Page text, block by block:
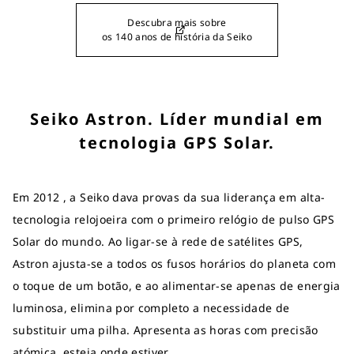
Descubra mais sobre
os 140 anos de história da Seiko
Seiko Astron. Líder mundial em
tecnologia GPS Solar.
Em 2012 , a Seiko dava provas da sua liderança em alta-
tecnologia relojoeira com o primeiro relógio de pulso GPS
Solar do mundo. Ao ligar-se à rede de satélites GPS,
Astron ajusta-se a todos os fusos horários do planeta com
o toque de um botão, e ao alimentar-se apenas de energia
luminosa, elimina por completo a necessidade de
substituir uma pilha. Apresenta as horas com precisão